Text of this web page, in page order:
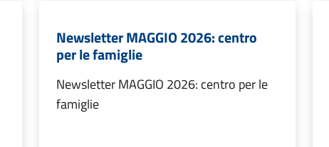
Newsletter MAGGIO 2026: centro
per le famiglie
Newsletter MAGGIO 2026: centro per le
famiglie